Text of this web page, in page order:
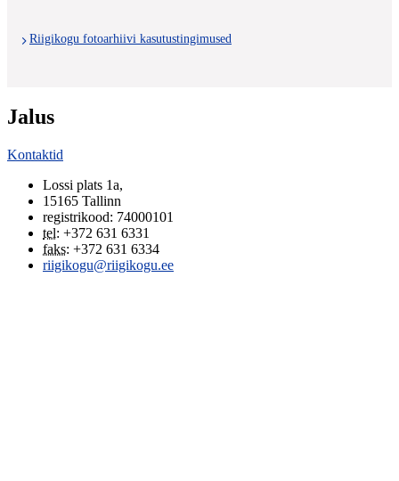
Riigikogu fotoarhiivi kasutustingimused
Jalus
Kontaktid
Lossi plats 1a,
15165 Tallinn
registrikood: 74000101
tel: +372 631 6331
faks: +372 631 6334
riigikogu@riigikogu.ee